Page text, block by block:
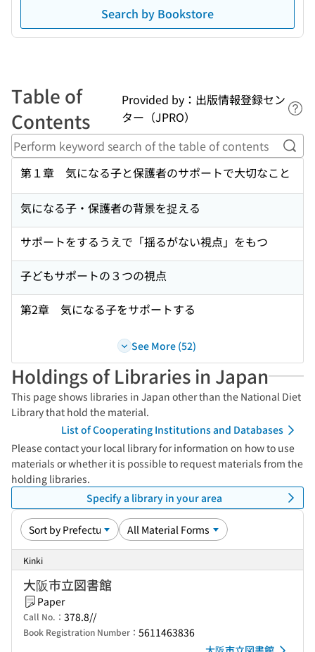
Search by Bookstore
Table of
Contents
Provided by：出版情報登録セン
ター（JPRO）
第１章 気になる子と保護者のサポートで大切なこと
気になる子・保護者の背景を捉える
サポートをするうえで「揺るがない視点」をもつ
子どもサポートの３つの視点
第2章 気になる子をサポートする
See More (52)
Holdings of Libraries in Japan
This page shows libraries in Japan other than the National Diet
Library that hold the material.
List of Cooperating Institutions and Databases
Please contact your local library for information on how to use
materials or whether it is possible to request materials from the
holding libraries.
Specify a library in your area
Kinki
大阪市立図書館
Paper
Call No.： 378.8//
Book Registration Number： 5611463836